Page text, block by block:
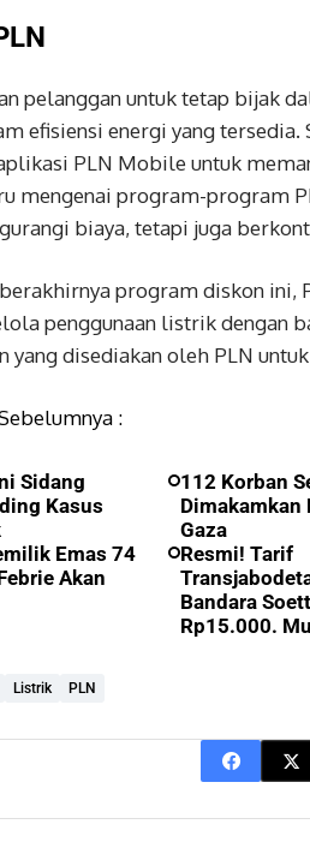
pelanggan untuk tetap bijak
efisiensi energi yang
PLN Mobile untuk
mengenai program-program
biaya, tetapi juga
program diskon ini,
penggunaan listrik dengan
yang disediakan oleh PLN
:
Sidang
Kasus
112 Korban
Dimakamkan
Gaza
Emas 74
Akan
Resmi! Tarif
Bandara
Rp15.000.
Listrik PLN